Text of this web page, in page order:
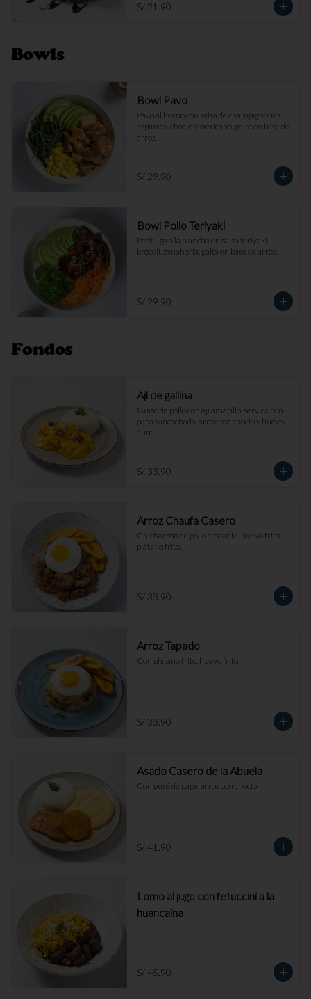
S/ 21.90
Bowls
Bowl Pavo
Pavo al horno con salsa de champignones,
espinaca, choclo americano, palta en base de
arroz.
S/ 29.90
Bowl Pollo Teriyaki
Pechuga a la plancha en salsa teriyaki,
brócoli, zanahoria, palta en base de arroz.
S/ 29.90
Fondos
Ají de gallina
Guiso de pollo con ají amarillo, servido con
papa sancochada, arroz con choclo y huevo
duro.
S/ 33.90
Arroz Chaufa Casero
Chicharrón de pollo crocante, huevo frito,
plátano frito.
S/ 33.90
Arroz Tapado
Con plátano frito, huevo frito.
S/ 33.90
Asado Casero de la Abuela
Con puré de papa, arroz con choclo.
S/ 41.90
Lomo al jugo con fetuccini a la
huancaína
S/ 45.90